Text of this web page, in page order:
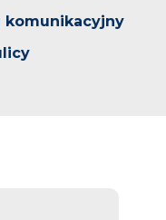
komunikacyjny